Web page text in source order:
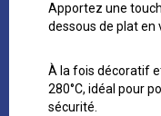
Apportez une
dessous de plat en
À la fois décoratif
280°C, idéal pour
sécurité.